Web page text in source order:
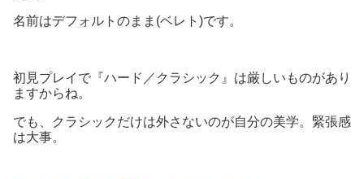
名前はデフォルトのまま(ベレト)です。
初見プレイで『ハード／クラシック』は厳しいものがあり
ますからね。
でも、クラシックだけは外さないのが自分の美学。緊張感
は大事。